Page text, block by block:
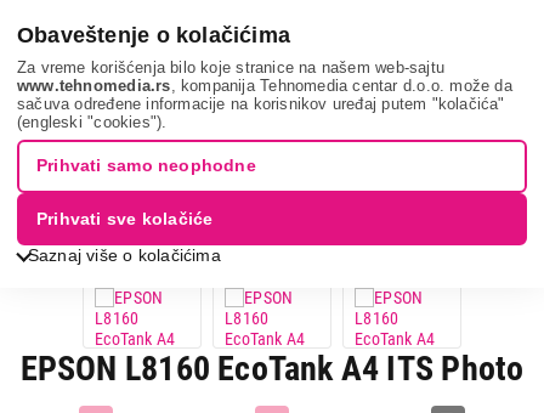
Obaveštenje o kolačićima
Za vreme korišćenja bilo koje stranice na našem web-sajtu
www.tehnomedia.rs , kompanija Tehnomedia centar d.o.o. može da
sačuva određene informacije na korisnikov uređaj putem "kolačića"
(engleski "cookies").
Saznaj više o kolačićima
Prihvati samo neophodne
Prihvati sve kolačiće
It & gaming Štampači Multifunkcijski štampači
Epson
l8160 eco...
12% UŠTEDA.
EPSON L8160 EcoTank A4 ITS Photo